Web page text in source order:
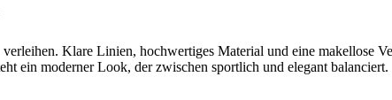
Klare Linien, hochwertiges Material und eine makellose
ein moderner Look, der zwischen sportlich und elegant balanciert.